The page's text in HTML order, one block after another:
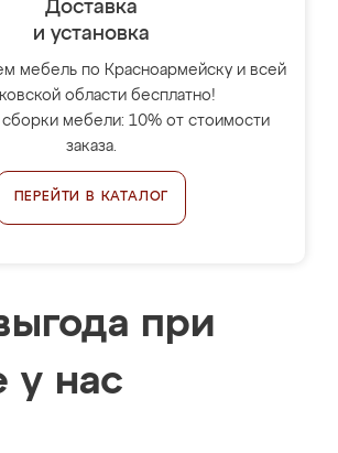
Доставка
и установка
мебель по Красноармейску и всей
области бесплатно!
мебели: 10% от стоимости
заказа.
ПЕРЕЙТИ В КАТАЛОГ
при
у нас